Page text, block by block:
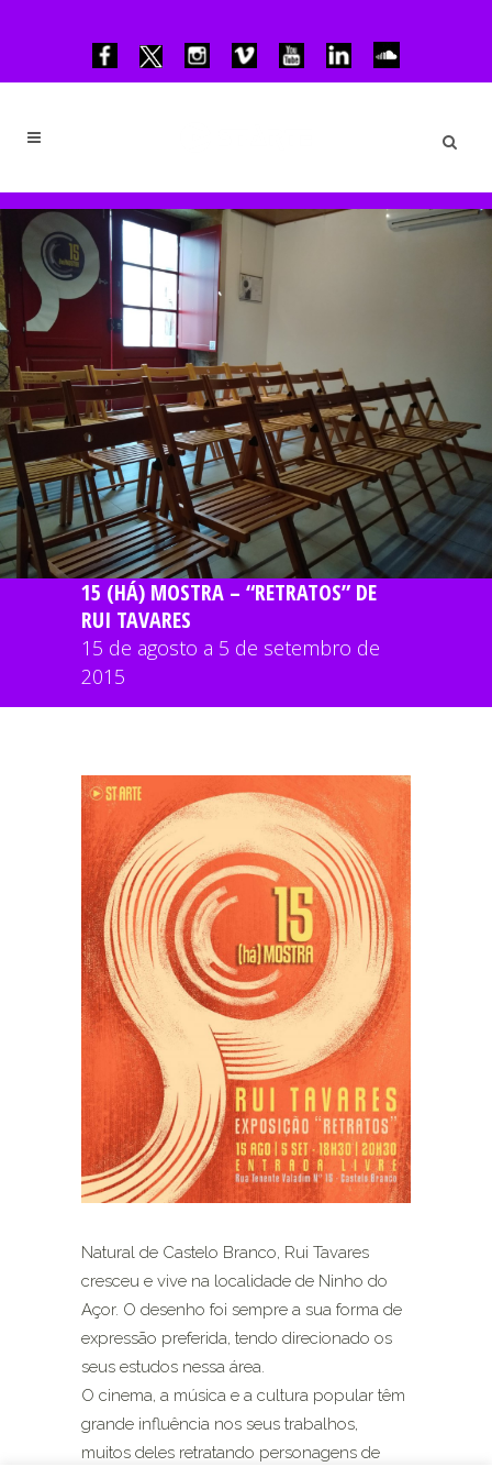
15 (HÁ) MOSTRA – “RETRATOS” DE
RUI TAVARES
15 de agosto a 5 de setembro de
2015
Natural de Castelo Branco, Rui Tavares
cresceu e vive na localidade de Ninho do
Açor. O desenho foi sempre a sua forma de
expressão preferida, tendo direcionado os
seus estudos nessa área.
O cinema, a música e a cultura popular têm
grande influência nos seus trabalhos,
muitos deles retratando personagens de